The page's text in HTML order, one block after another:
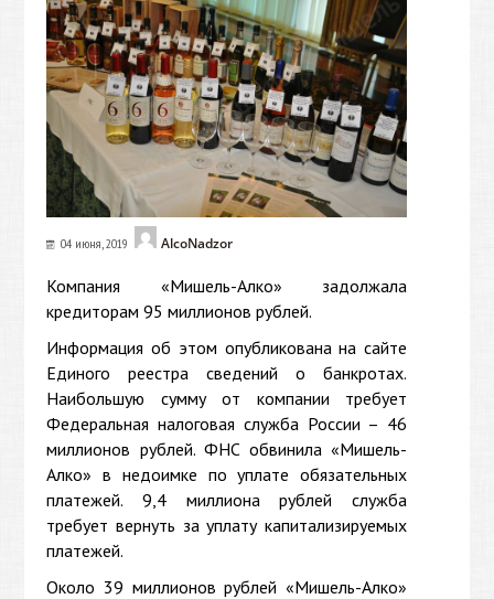
04 июня, 2019 AlcoNadzor
Компания «Мишель-Алко» задолжала
кредиторам 95 миллионов рублей.
Информация об этом опубликована на сайте
Единого реестра сведений о банкротах.
Наибольшую сумму от компании требует
Федеральная налоговая служба России – 46
миллионов рублей. ФНС обвинила «Мишель-
Алко» в недоимке по уплате обязательных
платежей. 9,4 миллиона рублей служба
требует вернуть за уплату капитализируемых
платежей.
Около 39 миллионов рублей «Мишель-Алко»